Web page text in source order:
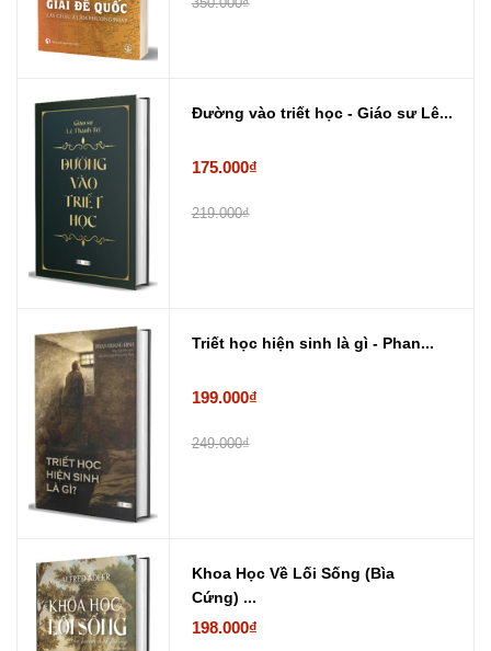
Đường vào triết học - Giáo sư Lê...
175.000₫
219.000₫
Triết học hiện sinh là gì - Phan...
199.000₫
249.000₫
Khoa Học Về Lối Sống (Bìa
Cứng) ...
198.000₫